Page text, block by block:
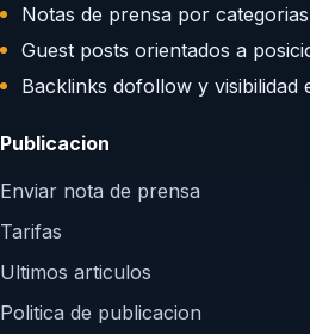
Notas de prensa por categorias
Guest posts orientados a
Backlinks dofollow y visibilidad
Publicacion
Enviar nota de prensa
Tarifas
Ultimos articulos
Politica de publicacion